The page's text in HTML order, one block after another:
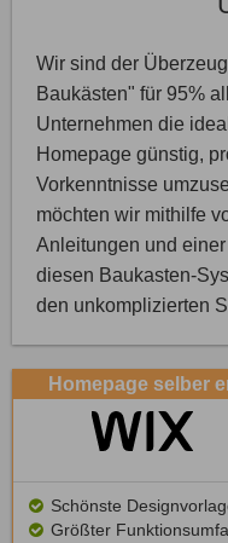
Wir sind der
Baukästen" für 95%
Unternehmen die
Homepage günstig,
Vorkenntnisse
möchten wir mithilfe
Anleitungen und
diesen Baukasten-
den unkomplizierten
Homepage selber
Schönste
Größter